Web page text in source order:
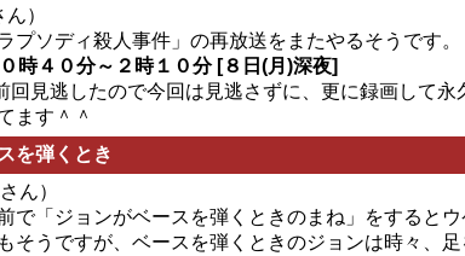
）
プソディ殺人事件」の再放送をまたやるそうです。
時４０分～２時１０分 [８日(月)深夜]
回見逃したので今回は見逃さずに、更に録画して永
ます＾＾
を弾くとき
ん）
で「ジョンがベースを弾くときのまね」をするとウ
そうですが、ベースを弾くときのジョンは時々、